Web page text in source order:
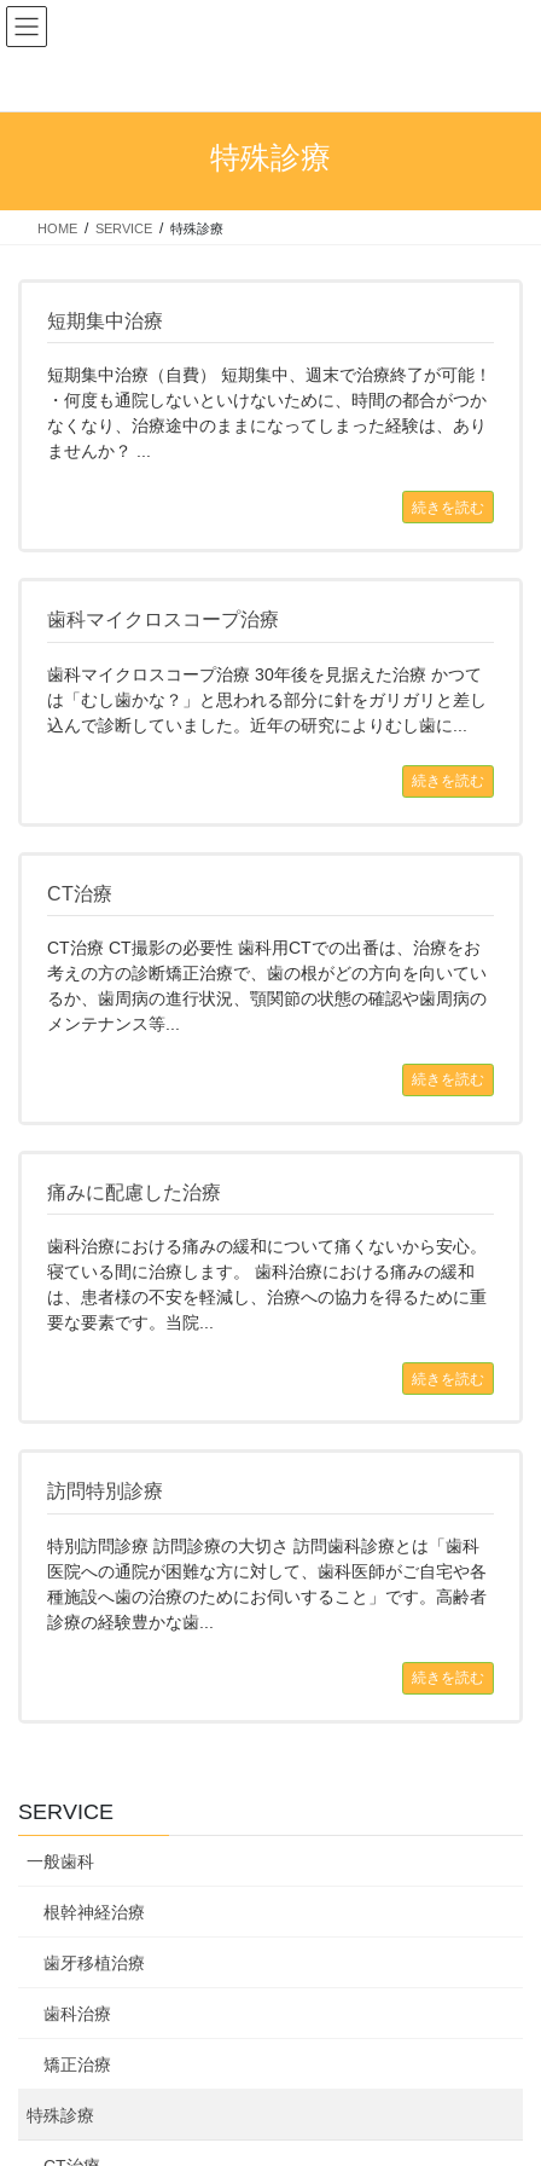
コ
ン
ツ
ッ
ナ
ビ
シ
移
特殊診療
HOME SERVICE 特殊診療
短期集中治療
短期集中治療（自費） 短期集中、週末で治療終了が可能！
・何度も通院しないといけないために、時間の都合がつか
なくなり、治療途中のままになってしまった経験は、あり
ませんか？ ...
続きを読む
歯科マイクロスコープ治療
歯科マイクロスコープ治療 30年後を見据えた治療 かつて
は「むし歯かな？」と思われる部分に針をガリガリと差し
込んで診断していました。近年の研究によりむし歯に...
続きを読む
CT治療
CT治療 CT撮影の必要性 歯科用CTでの出番は、治療をお
考えの方の診断矯正治療で、歯の根がどの方向を向いてい
るか、歯周病の進行状況、顎関節の状態の確認や歯周病の
メンテナンス等...
続きを読む
痛みに配慮した治療
歯科治療における痛みの緩和について痛くないから安心。
寝ている間に治療します。 歯科治療における痛みの緩和
は、患者様の不安を軽減し、治療への協力を得るために重
要な要素です。当院...
続きを読む
訪問特別診療
特別訪問診療 訪問診療の大切さ 訪問歯科診療とは「歯科
医院への通院が困難な方に対して、歯科医師がご自宅や各
種施設へ歯の治療のためにお伺いすること」です。高齢者
診療の経験豊かな歯...
続きを読む
SERVICE
一般歯科
根幹神経治療
歯牙移植治療
歯科治療
矯正治療
特殊診療